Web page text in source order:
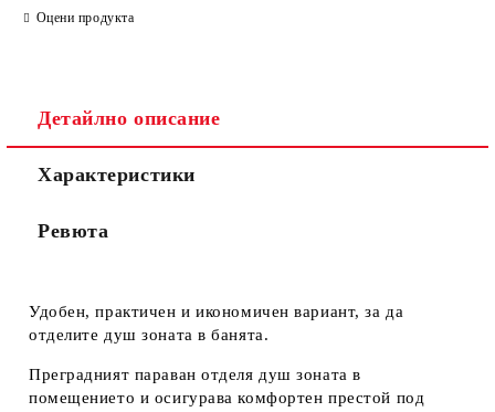
Ние ще се свържем с вас в рамките на работния ден.
Оцени продукта
Детайлно описание
Характеристики
Ревюта
Удобен, практичен и икономичен вариант, за да
отделите душ зоната в банята.
Преградният параван отделя душ зоната в
помещението и осигурава комфортен престой под